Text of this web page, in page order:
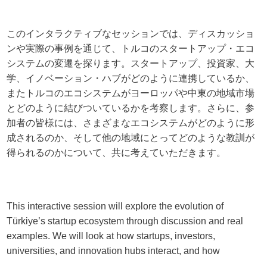
このインタラクティブなセッションでは、ディスカッショ
ンや実際の事例を通じて、トルコのスタートアップ・エコ
システムの変遷を探ります。スタートアップ、投資家、大
学、イノベーション・ハブがどのように連携しているか、
またトルコのエコシステムがヨーロッパや中東の地域市場
とどのように結びついているかを考察します。さらに、参
加者の皆様には、さまざまなエコシステムがどのように形
成されるのか、そして他の地域にとってどのような教訓が
得られるのかについて、共に考えていただきます。
This interactive session will explore the evolution of
Türkiye’s startup ecosystem through discussion and real
examples. We will look at how startups, investors,
universities, and innovation hubs interact, and how